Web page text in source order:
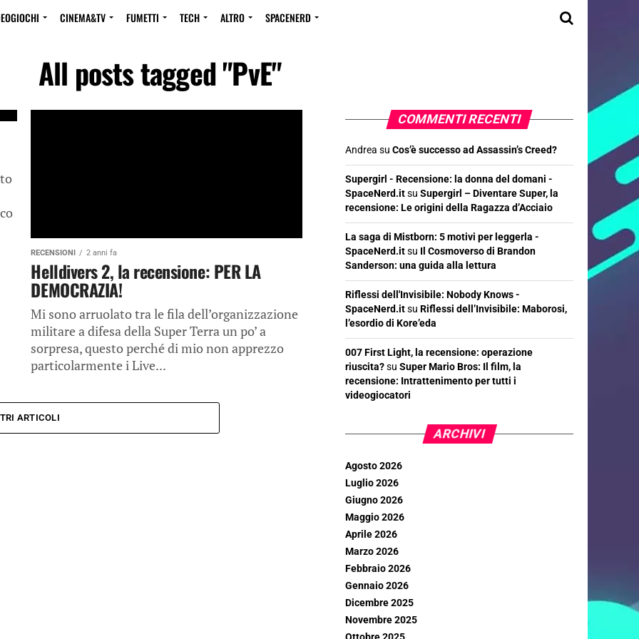
CINEMA&TV FUMETTI TECH ALTRO SPACENERD
All posts tagged "PvE"
RECENSIONI 2 anni fa
Helldivers 2, la recensione: PER LA
DEMOCRAZIA!
Mi sono arruolato tra le fila dell’organizzazione
militare a difesa della Super Terra un po’ a
sorpresa, questo perché di mio non apprezzo
particolarmente i Live...
ARTICOLI
COMMENTI RECENTI
Andrea su Cos’è successo ad Assassin’s Creed?
Supergirl - Recensione: la donna del domani -
SpaceNerd.itsu Supergirl – Diventare Super, la
recensione: Le origini della Ragazza d’Acciaio
La saga di Mistborn: 5 motivi per leggerla -
SpaceNerd.itsu Il Cosmoverso di Brandon
Sanderson: una guida alla lettura
Riflessi dell'Invisibile: Nobody Knows -
SpaceNerd.itsu Riflessi dell’Invisibile: Maborosi,
l’esordio di Kore’eda
007 First Light, la recensione: operazione
riuscita?su Super Mario Bros: Il film, la
recensione: Intrattenimento per tutti i
videogiocatori
ARCHIVI
Agosto 2026
Luglio 2026
Giugno 2026
Maggio 2026
Aprile 2026
Marzo 2026
Febbraio 2026
Gennaio 2026
Dicembre 2025
Novembre 2025